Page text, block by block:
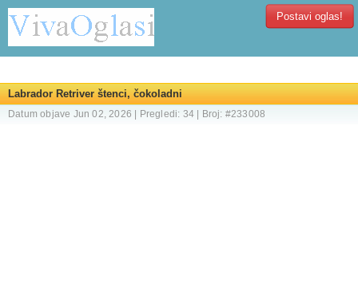
Postavi oglas!
Labrador Retriver štenci, čokoladni
Datum objave Jun 02, 2026 | Pregledi: 34 | Broj: #233008